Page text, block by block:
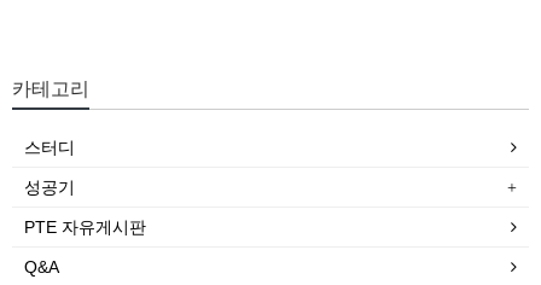
카테고리
스터디
성공기
PTE 자유게시판
Q&A